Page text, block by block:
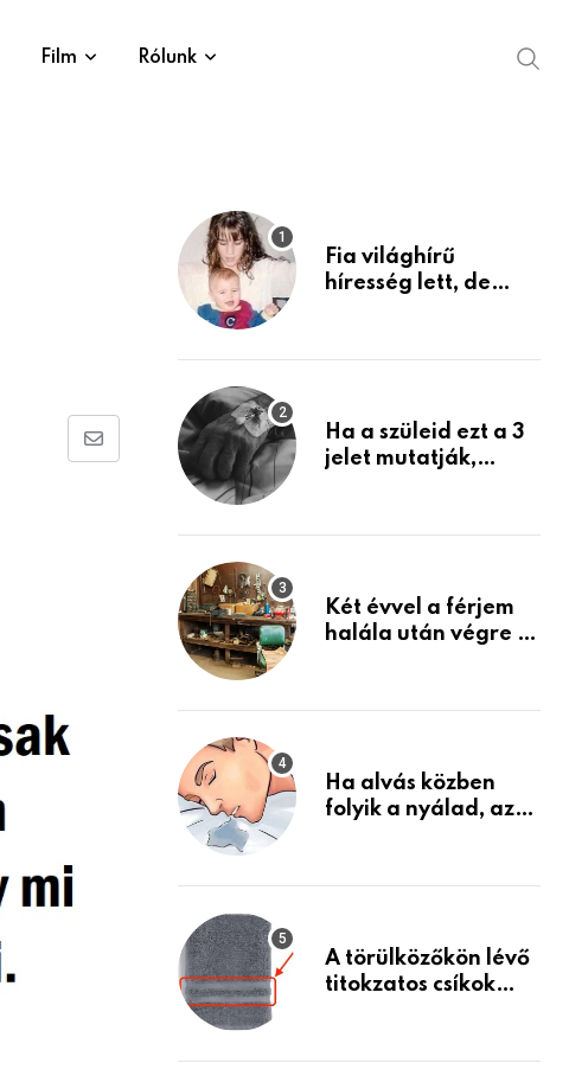
Film Rólunk
Share
Fia világhírű
híresség lett, de
mint azt el tudnád
Ha a szüleid ezt a 3
jelet mutatják,
Készülj fel arra, ami
Két évvel a férjem
halála után végre át
holmiját – amit
életemet
Ha alvás közben
folyik a nyálad, az
A törülközőkön lévő
titokzatos csíkok